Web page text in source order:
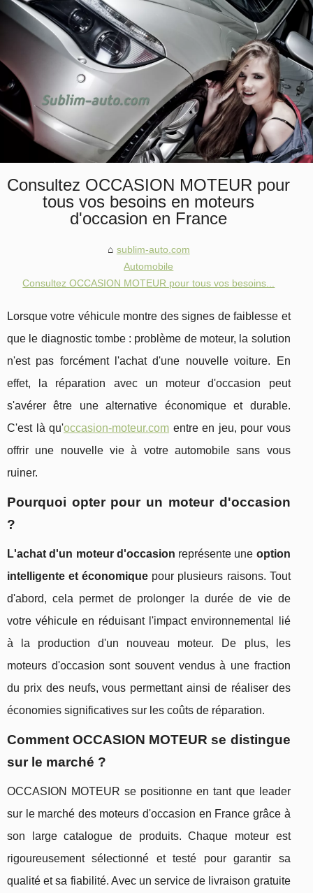
Consultez OCCASION MOTEUR pour
tous vos besoins en moteurs
d'occasion en France
sublim-auto.com
Automobile
Consultez OCCASION MOTEUR pour tous vos besoins...
Lorsque votre véhicule montre des signes de faiblesse et
que le diagnostic tombe : problème de moteur, la solution
n'est pas forcément l'achat d'une nouvelle voiture. En
effet, la réparation avec un moteur d'occasion peut
s'avérer être une alternative économique et durable.
C'est là qu'occasion-moteur.com entre en jeu, pour vous
offrir une nouvelle vie à votre automobile sans vous
ruiner.
Pourquoi opter pour un moteur d'occasion
?
L'achat d'un moteur d'occasion représente une option
intelligente et économique pour plusieurs raisons. Tout
d'abord, cela permet de prolonger la durée de vie de
votre véhicule en réduisant l'impact environnemental lié
à la production d'un nouveau moteur. De plus, les
moteurs d'occasion sont souvent vendus à une fraction
du prix des neufs, vous permettant ainsi de réaliser des
économies significatives sur les coûts de réparation.
Comment OCCASION MOTEUR se distingue
sur le marché ?
OCCASION MOTEUR se positionne en tant que leader
sur le marché des moteurs d'occasion en France grâce à
son large catalogue de produits. Chaque moteur est
rigoureusement sélectionné et testé pour garantir sa
qualité et sa fiabilité. Avec un service de livraison gratuite